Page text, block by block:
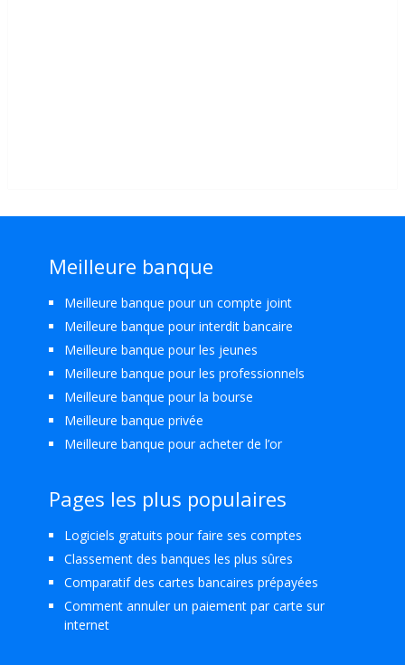
Meilleure banque
Meilleure banque pour un compte joint
Meilleure banque pour interdit bancaire
Meilleure banque pour les jeunes
Meilleure banque pour les professionnels
Meilleure banque pour la bourse
Meilleure banque privée
Meilleure banque pour acheter de l’or
Pages les plus populaires
Logiciels gratuits pour faire ses comptes
Classement des banques les plus sûres
Comparatif des cartes bancaires prépayées
Comment annuler un paiement par carte sur
internet